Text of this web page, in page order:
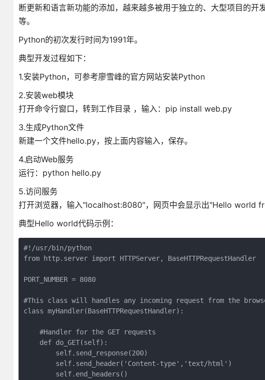
断更新和语言新功能的添加，越来越多被用于独立的、大型项目的
等。
Python的初次发行时间为1991年。
典型开发过程如下：
1.安装Python，可参考廖雪峰的官方网站安装Python
2.安装web模块
打开命令行窗口，转到工作目录 ，输入：pip install web.py
3.生成Python文件
新建一个文件hello.py，按上面内容输入，保存。
4.启动Web服务
运行：python hello.py
5.访问服务
打开浏览器，输入"localhost:8080"，网页中会显示出"Hello world
典型Hello world代码示例：
#!/usr/bin/python
from http.server import HTTPServer, BaseHTTPRequestHandler
PORT_NUMBER = 8080
#This class will handles any incoming request from the
class myHandler(BaseHTTPRequestHandler):
    #Handler for the GET requests
    def do_GET(self):
        self.send_response(200)
        self.send_header('Content-type','text/html')
        self.end_headers()